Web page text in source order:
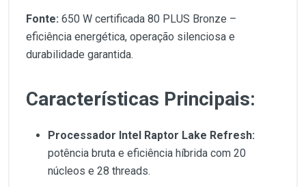
Fonte: 650 W certificada 80 PLUS Bronze –
eficiência energética, operação silenciosa e
durabilidade garantida.
Características Principais:
Processador Intel Raptor Lake Refresh:
potência bruta e eficiência híbrida com 20
núcleos e 28 threads.